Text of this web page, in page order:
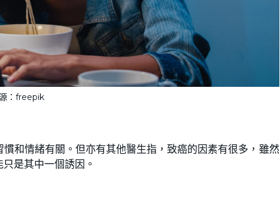
：freepik
和情緒有關。但亦有其他醫生指，致癌的因素有很多，雖然
是其中一個誘因。